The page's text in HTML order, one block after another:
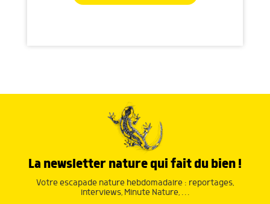
La newsletter nature qui fait du bien !
Votre escapade nature hebdomadaire : reportages,
interviews, Minute Nature, …